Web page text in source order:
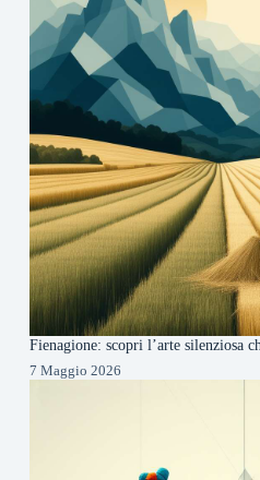
Fienagione: scopri l’arte silenziosa
7 Maggio 2026